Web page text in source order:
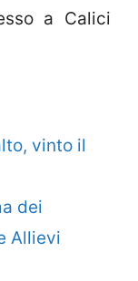
a Calici
vinto il
dei
Allievi